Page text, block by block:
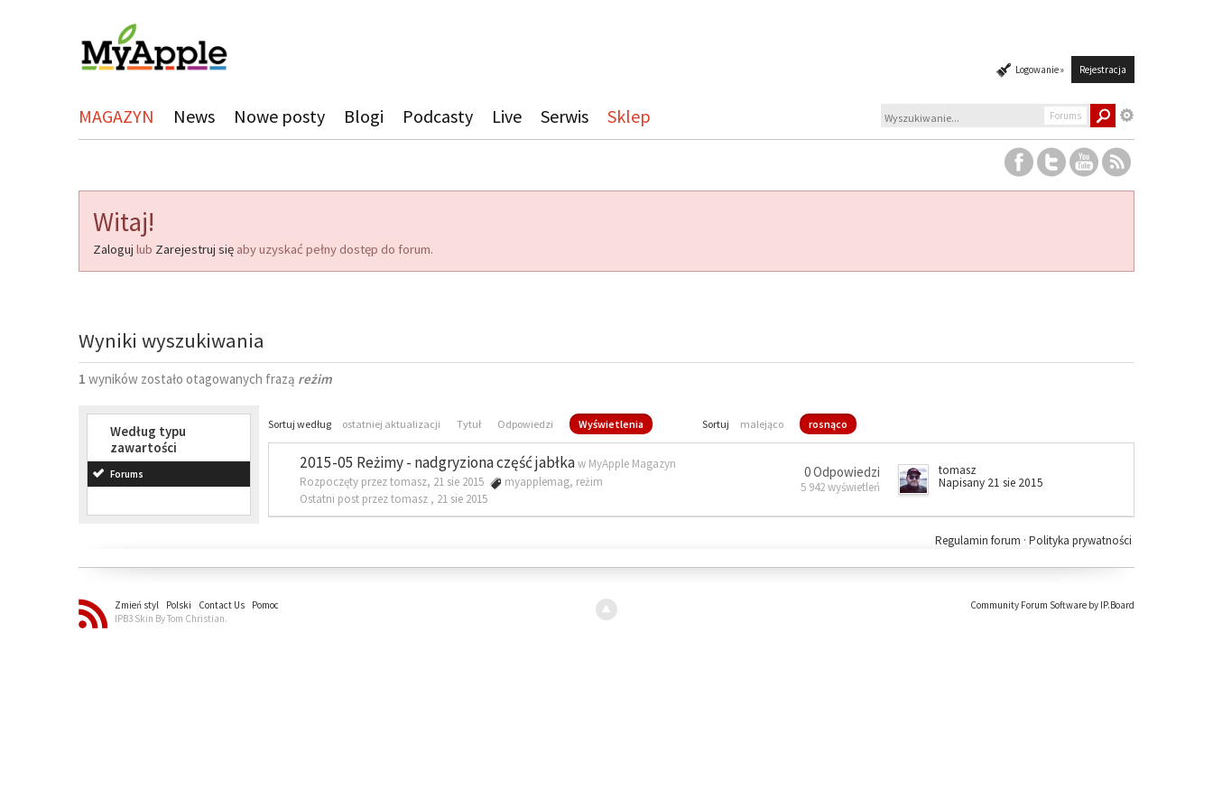
Logowanie » Rejestracja
MAGAZYN News Nowe posty Blogi Podcasty Live Serwis Sklep Forums
Witaj!
Zaloguj lub Zarejestruj się aby uzyskać pełny dostęp do forum.
Wyniki wyszukiwania
1 wyników zostało otagowanych frazą reżim
Według typu
zawartości
Forums
Sortuj według ostatniej aktualizacji Tytuł Odpowiedzi Wyświetlenia Sortuj malejąco rosnąco
2015-05 Reżimy - nadgryziona część jabłkaw MyApple Magazyn
Rozpoczęty przez tomasz, 21 sie 2015
myapplemag, reżim
Ostatni post przez tomasz , 21 sie 2015
0 Odpowiedzi
5 942 wyświetleń
tomasz
Napisany 21 sie 2015
Polityka prywatności
Regulamin forum ·
Zmień styl Polski Contact Us
Pomoc
IPB3 Skin By Tom Christian.
Community Forum Software by IP.Board